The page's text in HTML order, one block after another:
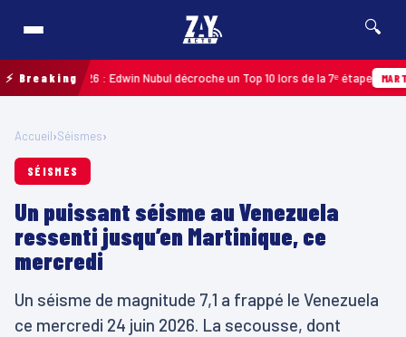
🔍
⚡ Breaking2026 : Edwin Nubul décroche un Top 10 lors de la 7ᵉ étape
Accueil›Séismes›
SÉISMES
Un puissant séisme au Venezuela
ressenti jusqu’en Martinique, ce
mercredi
Un séisme de magnitude 7,1 a frappé le Venezuela
ce mercredi 24 juin 2026. La secousse, dont